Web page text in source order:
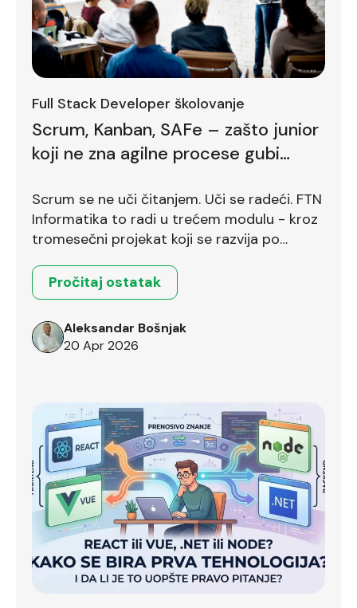
Full Stack Developer školovanje
Scrum, Kanban, SAFe – zašto junior
koji ne zna agilne procese gubi
Scrum se ne uči čitanjem. Uči se radeći. FTN
Informatika to radi u trećem modulu - kroz
tromesečni projekat koji se razvija po
Pročitaj ostatak
Aleksandar Bošnjak
20 Apr 2026